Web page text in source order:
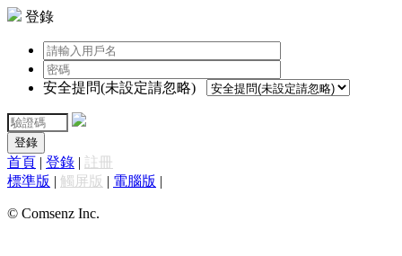
登錄
安全提問(未設定請忽略)
登錄
首頁 | 登錄 | 註冊
標準版 | 觸屏版 | 電腦版 |
© Comsenz Inc.